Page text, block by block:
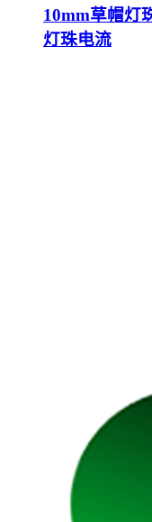
10mm草帽灯
灯珠电流